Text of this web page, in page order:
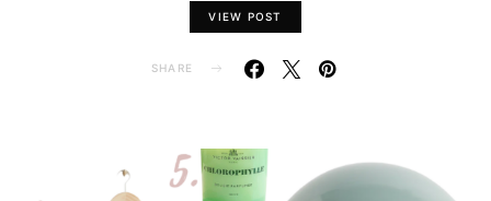
VIEW POST
SHARE